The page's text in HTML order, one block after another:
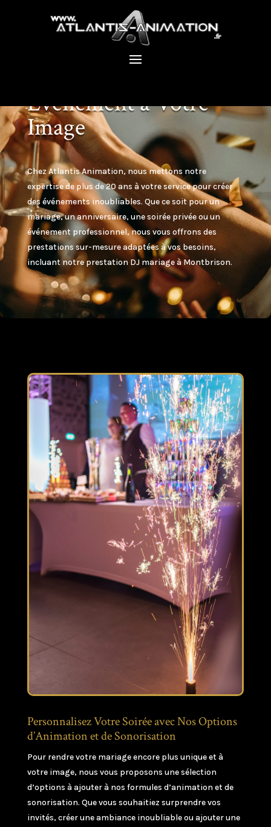
Événement à Votre
Image
Chez Atlantis Animation, nous mettons notre
expertise de plus de 20 ans à votre service pour créer
des événements inoubliables. Que ce soit pour un
mariage, un anniversaire, une soirée privée ou un
événement professionnel, nous vous offrons des
prestations sur-mesure adaptées à vos besoins,
incluant notre prestation DJ mariage àMontbrison.
Personnalisez Votre Soirée avec Nos Options
d’Animation et de Sonorisation
Pour rendre votre mariage encore plus unique et à
votre image, nous vous proposons une sélection
d’options à ajouter à nos formules d’animation et de
sonorisation. Que vous souhaitiez surprendre vos
invités, créer une ambiance inoubliable ou ajouter une